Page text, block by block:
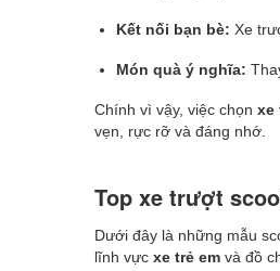
Kết nối bạn bè: Xe
Món quà ý nghĩa:
Chính vì vậy, việc chọn xe
vẹn, rực rỡ và đáng nhớ.
Top xe trượt
Dưới đây là những mẫu
lĩnh vực xe trẻ em và đồ